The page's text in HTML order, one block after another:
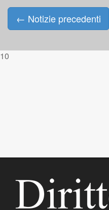
Posts
← Notizie precedenti
10